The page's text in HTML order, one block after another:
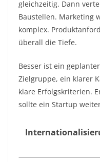
gleichzeitig. Dann
Baustellen. Marketing
komplex.
überall die Tiefe.
Besser ist ein
Zielgruppe, ein klarer
klare Erfolgskriterien.
sollte ein Startup